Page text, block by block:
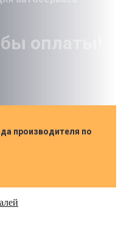
оплаты!
производителя по